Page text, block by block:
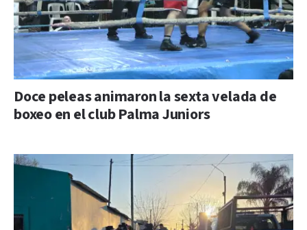
Doce peleas animaron la sexta velada de
boxeo en el club Palma Juniors